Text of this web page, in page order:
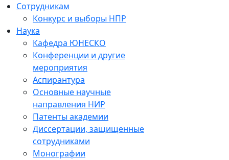
Сотрудникам
Конкурс и выборы НПР
Наука
Кафедра ЮНЕСКО
Конференции и другие
мероприятия
Аспирантура
Основные научные
направления НИР
Патенты академии
Диссертации, защищенные
сотрудниками
Монографии